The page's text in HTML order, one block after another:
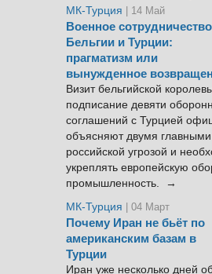
МК-Турция | 14 Май
Военное сотрудничество
Бельгии и Турции:
прагматизм или
вынужденное
Визит бельгийской
подписание девяти
соглашений с Турцией
объясняют двумя
российской угрозой и
укреплять европейскую
промышленность. →
МК-Турция
| 04 Март
Почему Иран не бьёт по
американским базам в
Турции
Иран уже несколько дней